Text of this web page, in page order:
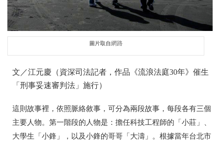
圖片取自網路
文／江元慶（資深司法記者，作品《流浪法庭30年》催生
「刑事妥速審判法」施行）
這則故事裡，依照脈絡敘事，可分為兩段故事，每段各有三個
主要人物。第一階段的人物是：擔任科技工程師的「小莊」、
大學生「小鋒」，以及小鋒的哥哥「大濤」。根據當年台北市